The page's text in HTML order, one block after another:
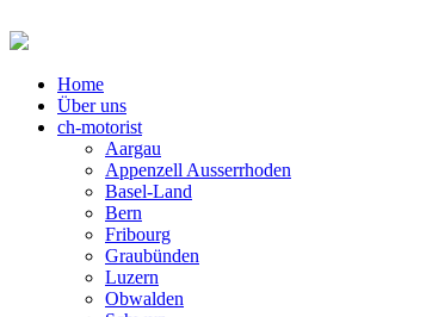
Home
Über uns
ch-motorist
Aargau
Appenzell Ausserrhoden
Basel-Land
Bern
Fribourg
Graubünden
Luzern
Obwalden